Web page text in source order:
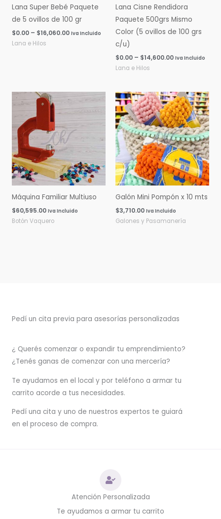
Lana Super Bebé Paquete
de 5 ovillos de 100 gr
$0.00 – $16,060.00 Iva Incluido
Lana e Hilos
Lana Cisne Rendidora
Paquete 500grs Mismo
Color (5 ovillos de 100 grs
c/u)
$0.00 – $14,600.00 Iva Incluido
Lana e Hilos
Máquina Familiar Multiuso
$60,595.00 Iva Incluido
Botón Vaquero
Galón Mini Pompón x 10 mts
$3,710.00 Iva Incluido
Galones y Pasamanería
Pedí un cita previa para asesorías personalizadas
¿ Querés comenzar o expandir tu emprendimiento?
¿Tenés ganas de comenzar con una mercería?
Te ayudamos en el local y por teléfono a armar tu
carrito acorde a tus necesidades.
Pedí una cita y uno de nuestros expertos te guiará
en el proceso de compra.
Atención Personalizada
Te ayudamos a armar tu carrito